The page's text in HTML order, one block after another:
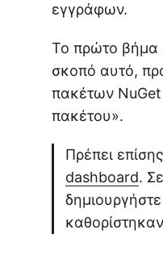
εγγράφων.
Το πρώτο βήμα
σκοπό αυτό,
πακέτων NuGet
πακέτου».
Πρέπει
dashboard.